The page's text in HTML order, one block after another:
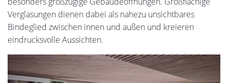
Verglasungen dienen dabei als nahezu unsichtbares
Bindeglied zwischen innen und außen und kreieren
eindrucksvolle Aussichten.